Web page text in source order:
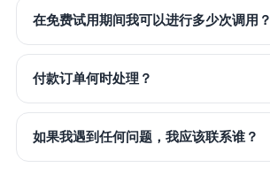
在免费试用期间我可以进行多少次调用？
付款订单何时处理？
如果我遇到任何问题，我应该联系谁？